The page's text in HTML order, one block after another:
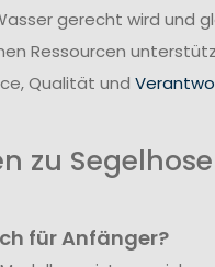
gerecht wird und
Ressourcen
Qualität und
zu
für Anfänger?